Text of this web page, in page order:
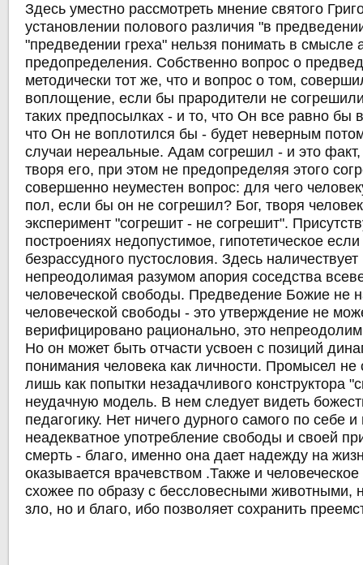
Здесь уместно рассмотреть мнение святого
установлении полового различия "в
"предведении греха" нельзя понимать в смысле
предопределения. Собственно вопрос о
методически тот же, что и вопрос о том,
воплощение, если бы прародители не
таких предпосылках - и то, что Он все равно бы
что Он не воплотился бы - будет неверным
случаи нереальные. Адам согрешил - и это
творя его, при этом не предопределяя этого
совершенно неуместен вопрос: для чего
пол, если бы он не согрешил? Бог, творя
эксперимент "согрешит - не согрешит".
построениях недопустимое, гипотетическое
безрассудного пустословия. Здесь
непреодолимая разумом апория соседства
человеческой свободы. Предведение Божие не
человеческой свободы - это утверждение не
верифицировано рационально, это
Но он может быть отчасти усвоен с позиций
понимания человека как личности. Промысел не
лишь как попытки незадачливого конструктора
неудачную модель. В нем следует видеть
педагогику. Нет ничего дурного самого по себе
неадекватное употребление свободы и своей
смерть - благо, именно она дает надежду на
оказывается врачевством .Также и
схожее по образу с бессловесными животными,
зло, но и благо, ибо позволяет сохранить